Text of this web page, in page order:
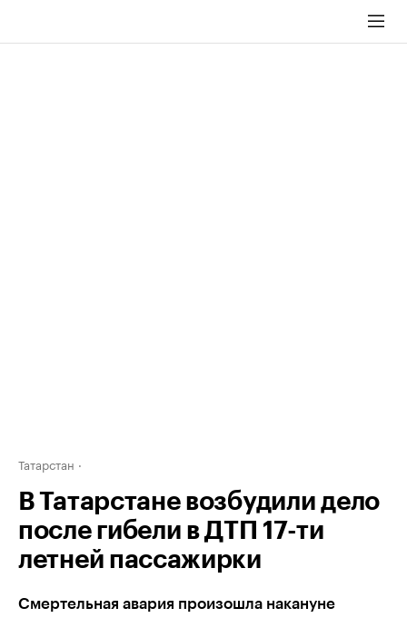
Татарстан
В Татарстане возбудили дело
после гибели в ДТП 17-ти
летней пассажирки
Смертельная авария произошла накануне